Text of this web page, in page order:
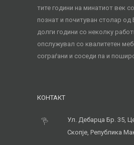
тите години на минатиот век
познат и почитуван столар од
долги години со неколку
опслужувал со квалитетен
сограѓани и соседи па и
КОНТАКТ
Ул. Дебарца Бр. 35,
Скопје, Република